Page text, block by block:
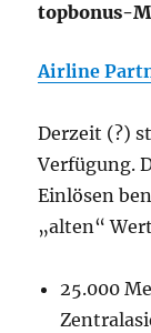
topbonus-
Airline
Derzeit (?)
Verfügung.
Einlösen
„alten“
25.000